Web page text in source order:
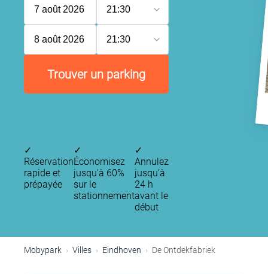
7 août 2026 21:30
8 août 2026 21:30
Trouver un parking
✓
Réservation
rapide et
prépayée
✓
Économisez
jusqu'à 60%
sur le
stationnement
✓
Annulez
jusqu’à
24 h
avant le
début
Mobypark Villes Eindhoven De Ontdekfabriek